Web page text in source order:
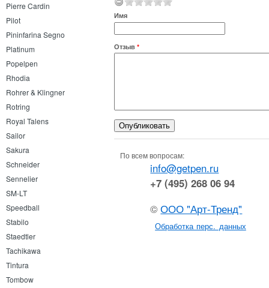
Pierre Cardin
Pilot
Pininfarina Segno
Platinum
Popelpen
Rhodia
Rohrer & Klingner
Rotring
Royal Talens
Sailor
Sakura
Schneider
Sennelier
SM-LT
Speedball
Stabilo
Staedtler
Tachikawa
Tintura
Tombow
Имя
Отзыв *
По всем вопросам:
info@getpen.ru
+7 (495) 268 06 94
©ООО "Арт-Тренд"
Обработка перс. данных